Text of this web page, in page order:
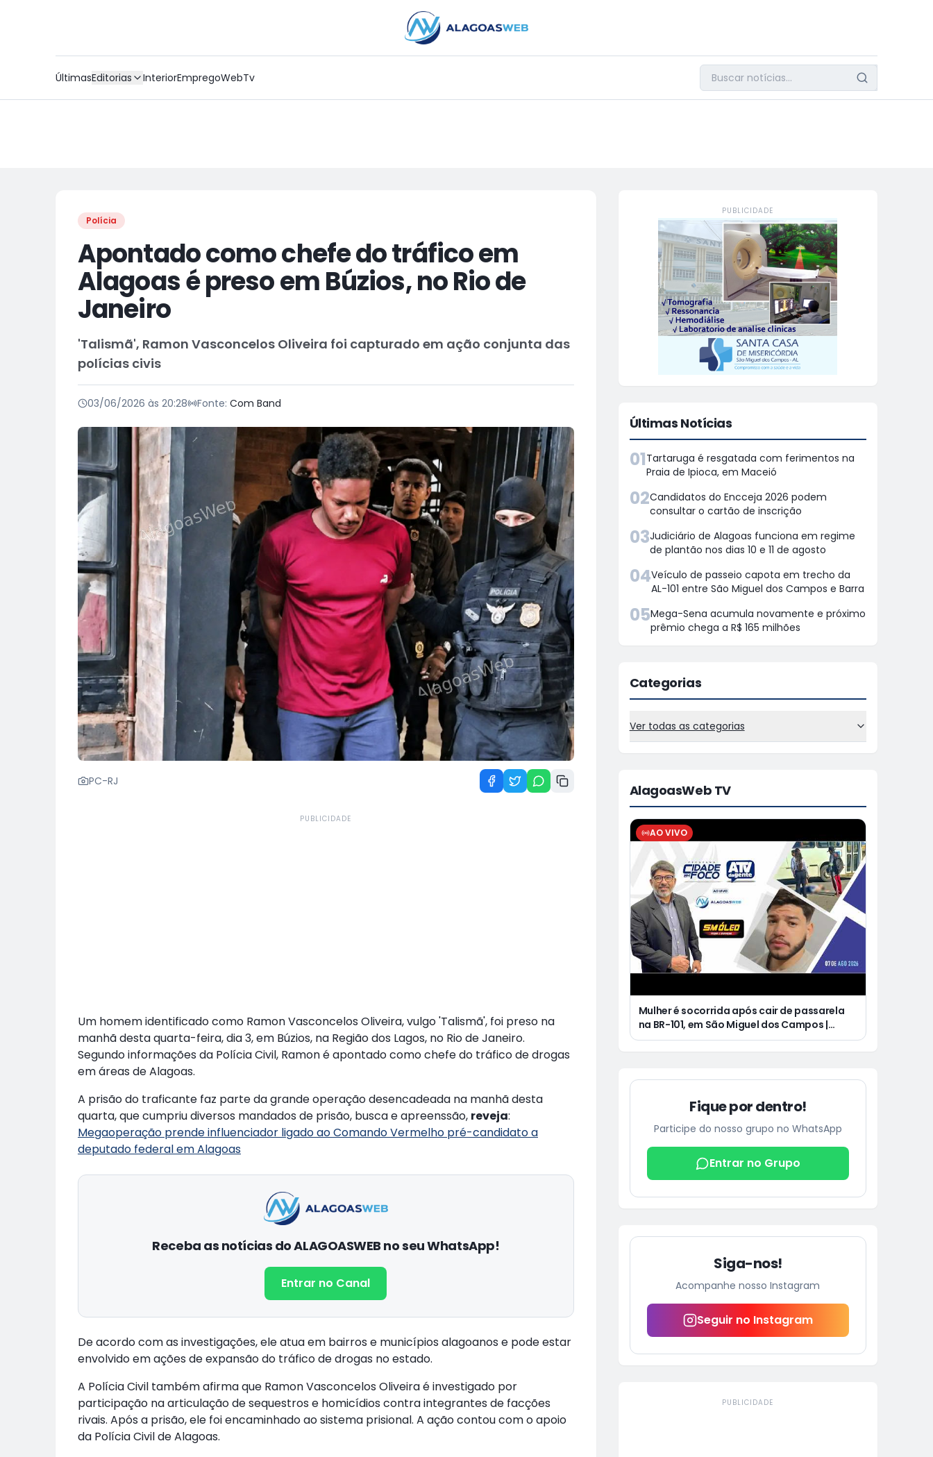
ÚltimasEditorias InteriorEmpregoWebTv
PUBLICIDADE
Polícia
Apontado como chefe do tráfico em
Alagoas é preso em Búzios, no Rio de
Janeiro
'Talismã', Ramon Vasconcelos Oliveira foi capturado em ação conjunta das
polícias civis
03/06/2026 às 20:28 Fonte: Com Band
PC-RJ
PUBLICIDADE
Um homem identificado como Ramon Vasconcelos Oliveira, vulgo 'Talismã', foi preso na
manhã desta quarta-feira, dia 3, em Búzios, na Região dos Lagos, no Rio de Janeiro.
Segundo informações da Polícia Civil, Ramon é apontado como chefe do tráfico de drogas
em áreas de Alagoas.
A prisão do traficante faz parte da grande operação desencadeada na manhã desta
quarta, que cumpriu diversos mandados de prisão, busca e apreenssão, reveja:
Megaoperação prende influenciador ligado ao Comando Vermelho pré-candidato a
deputado federal em Alagoas
Receba as notícias do ALAGOASWEB no seu WhatsApp!
Entrar no Canal
De acordo com as investigações, ele atua em bairros e municípios alagoanos e pode estar
envolvido em ações de expansão do tráfico de drogas no estado.
A Polícia Civil também afirma que Ramon Vasconcelos Oliveira é investigado por
participação na articulação de sequestros e homicídios contra integrantes de facções
rivais. Após a prisão, ele foi encaminhado ao sistema prisional. A ação contou com o apoio
da Polícia Civil de Alagoas.
PUBLICIDADE
Últimas Notícias
01Tartaruga é resgatada com ferimentos na
Praia de Ipioca, em Maceió
02Candidatos do Encceja 2026 podem
consultar o cartão de inscrição
03Judiciário de Alagoas funciona em regime
de plantão nos dias 10 e 11 de agosto
04Veículo de passeio capota em trecho da
AL-101 entre São Miguel dos Campos e Barra
05Mega-Sena acumula novamente e próximo
prêmio chega a R$ 165 milhões
Categorias
Ver todas as categorias
AlagoasWeb TV
AO VIVO
Mulher é socorrida após cair de passarela
na BR-101, em São Miguel dos Campos |
Jovem de 25 anos morre após acidente de
Fique por dentro!
Participe do nosso grupo no WhatsApp
Entrar no Grupo
Siga-nos!
Acompanhe nosso Instagram
Seguir no Instagram
PUBLICIDADE